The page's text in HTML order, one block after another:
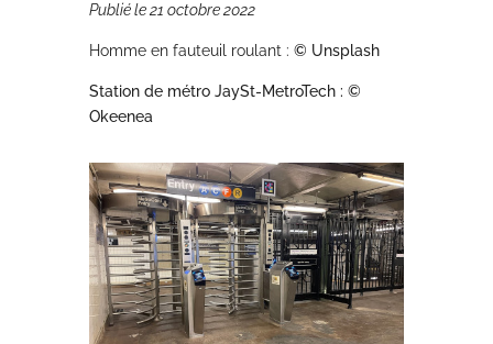
Publié le 21 octobre 2022
Homme en fauteuil roulant : © Unsplash
Station de métro JaySt-MetroTech : ©
Okeenea